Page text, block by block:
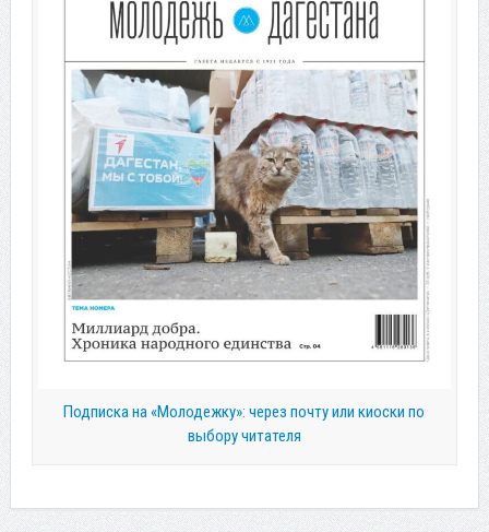
Подписка на «Молодежку»: через почту или киоски по
выбору читателя